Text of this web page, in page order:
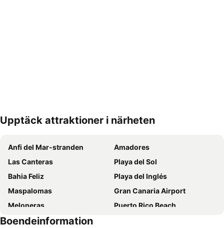
Förstora kartan
Upptäck attraktioner i närheten
Anfi del Mar-stranden
Amadores
Las Canteras
Playa del Sol
Bahia Feliz
Playa del Inglés
Maspalomas
Gran Canaria Airport
Meloneras
Puerto Rico Beach
Aeropuerto Internacional de Gran Canaria
Boendeinformation